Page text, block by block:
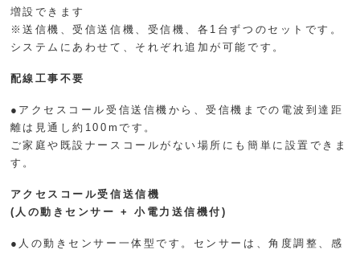
増設できます
※送信機、受信送信機、受信機、各1台ずつのセットです。
システムにあわせて、それぞれ追加が可能です。
配線工事不要
●アクセスコール受信送信機から、受信機までの電波到達距
離は見通し約100mです。
ご家庭や既設ナースコールがない場所にも簡単に設置できま
す。
アクセスコール受信送信機
(人の動きセンサー + 小電力送信機付)
●人の動きセンサー一体型です。センサーは、角度調整、感